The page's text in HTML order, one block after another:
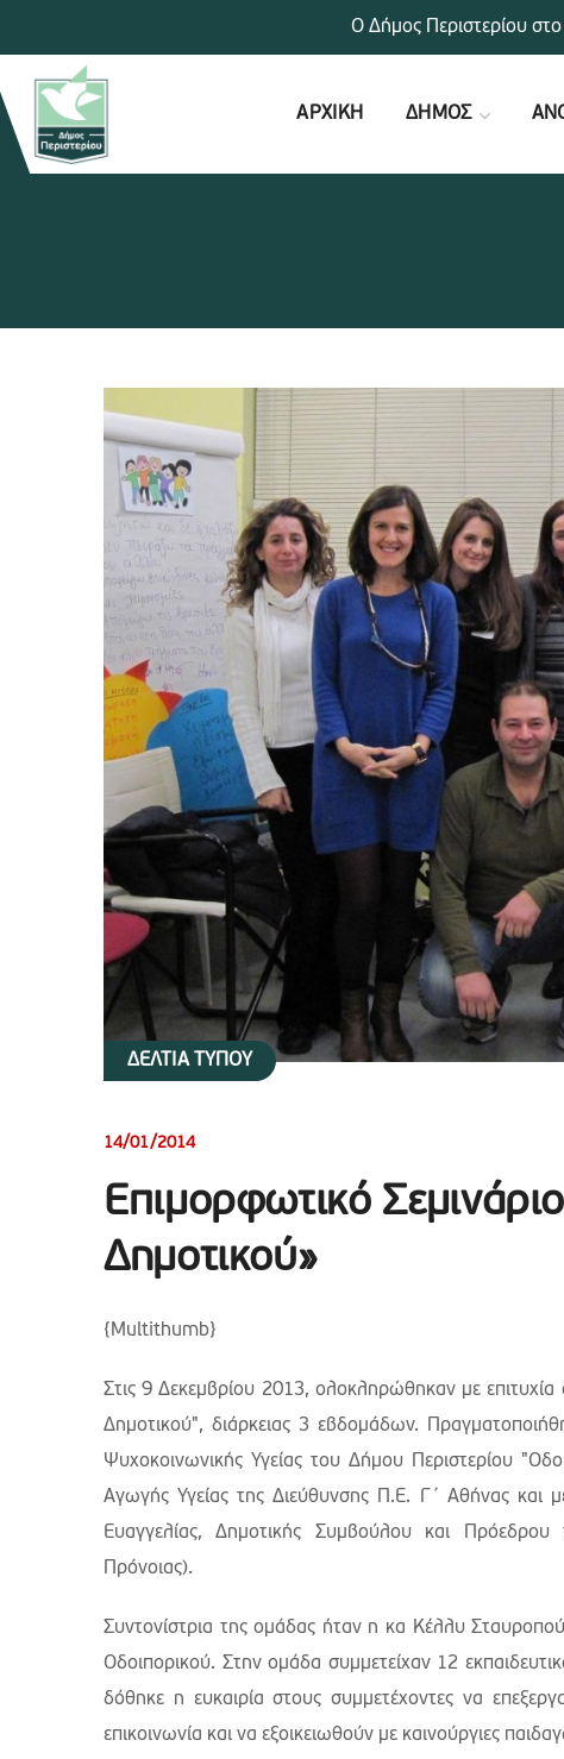
ΑΡΧΙΚΗ ΔΗΜΟΣ
ΔΕΛΤΙΑ ΤΥΠΟΥ
14/01/2014
Επιμορφωτικό
Δημοτικού»
{Multithumb}
Στις 9 Δεκεμβρίου 2013, ολοκληρώθηκαν με επιτυχία
Δημοτικού", διάρκειας 3 εβδομάδων.
Ψυχοκοινωνικής Υγείας του Δήμου Περιστερίου
Αγωγής Υγείας της Διεύθυνσης Π.Ε. Γ΄ Αθήνας και
Ευαγγελίας, Δημοτικής Συμβούλου και
Πρόνοιας).
Συντονίστρια της ομάδας ήταν η κα Κέλλυ
Οδοιπορικού. Στην ομάδα συμμετείχαν 12
δόθηκε η ευκαιρία στους συμμετέχοντες να
επικοινωνία και να εξοικειωθούν με καινούργιες
Ο Δήμος Περιστερίου